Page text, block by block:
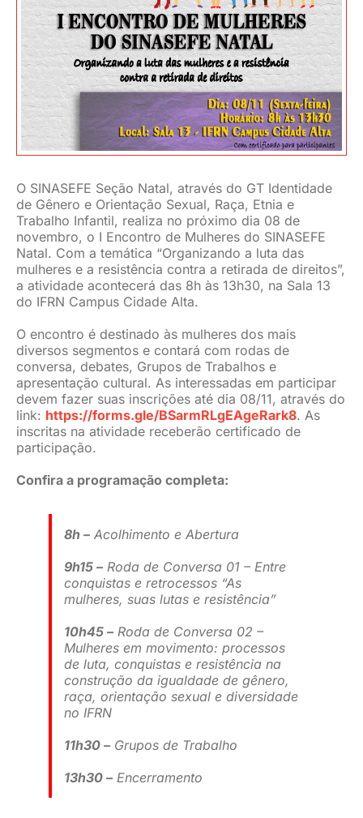
CLUBE
CONTATO
O SINASEFE Seção Natal, através do GT Identidade
de Gênero e Orientação Sexual, Raça, Etnia e
Trabalho Infantil, realiza no próximo dia 08 de
novembro, o I Encontro de Mulheres do SINASEFE
Natal. Com a temática “Organizando a luta das
mulheres e a resistência contra a retirada de direitos”,
a atividade acontecerá das 8h às 13h30, na Sala 13
do IFRN Campus Cidade Alta.
O encontro é destinado às mulheres dos mais
diversos segmentos e contará com rodas de
conversa, debates, Grupos de Trabalhos e
apresentação cultural. As interessadas em participar
devem fazer suas inscrições até dia 08/11, através do
link: https://forms.gle/BSarmRLgEAgeRark8. As
inscritas na atividade receberão certificado de
participação.
Confira a programação completa:
8h –Acolhimento e Abertura
9h15 –Roda de Conversa 01 – Entre
conquistas e retrocessos “As
mulheres, suas lutas e resistência”
10h45 –Roda de Conversa 02 –
Mulheres em movimento: processos
de luta, conquistas e resistência na
construção da igualdade de gênero,
raça, orientação sexual e diversidade
no IFRN
11h30 –Grupos de Trabalho
13h30 –Encerramento